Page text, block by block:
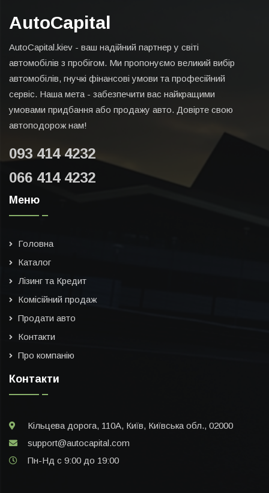
AutoCapital
AutoCapital.kiev - ваш надійний партнер у світі
автомобілів з пробігом. Ми пропонуємо великий вибір
автомобілів, гнучкі фінансові умови та професійний
сервіс. Наша мета - забезпечити вас найкращими
умовами придбання або продажу авто. Довірте свою
автоподорож нам!
093 414 4232
066 414 4232
Меню
Головна
Каталог
Лізинг та Кредит
Комісійний продаж
Продати авто
Контакти
Про компанію
Контакти
Кільцева дорога, 110А, Київ, Київська обл., 02000
support@autocapital.com
Пн-Нд с 9:00 до 19:00